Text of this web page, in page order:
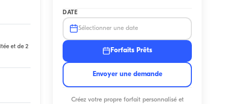
et de 2
DATE
Sélectionner une date
Forfaits Prêts
Envoyer une demande
Créez votre propre forfait personnalisé et